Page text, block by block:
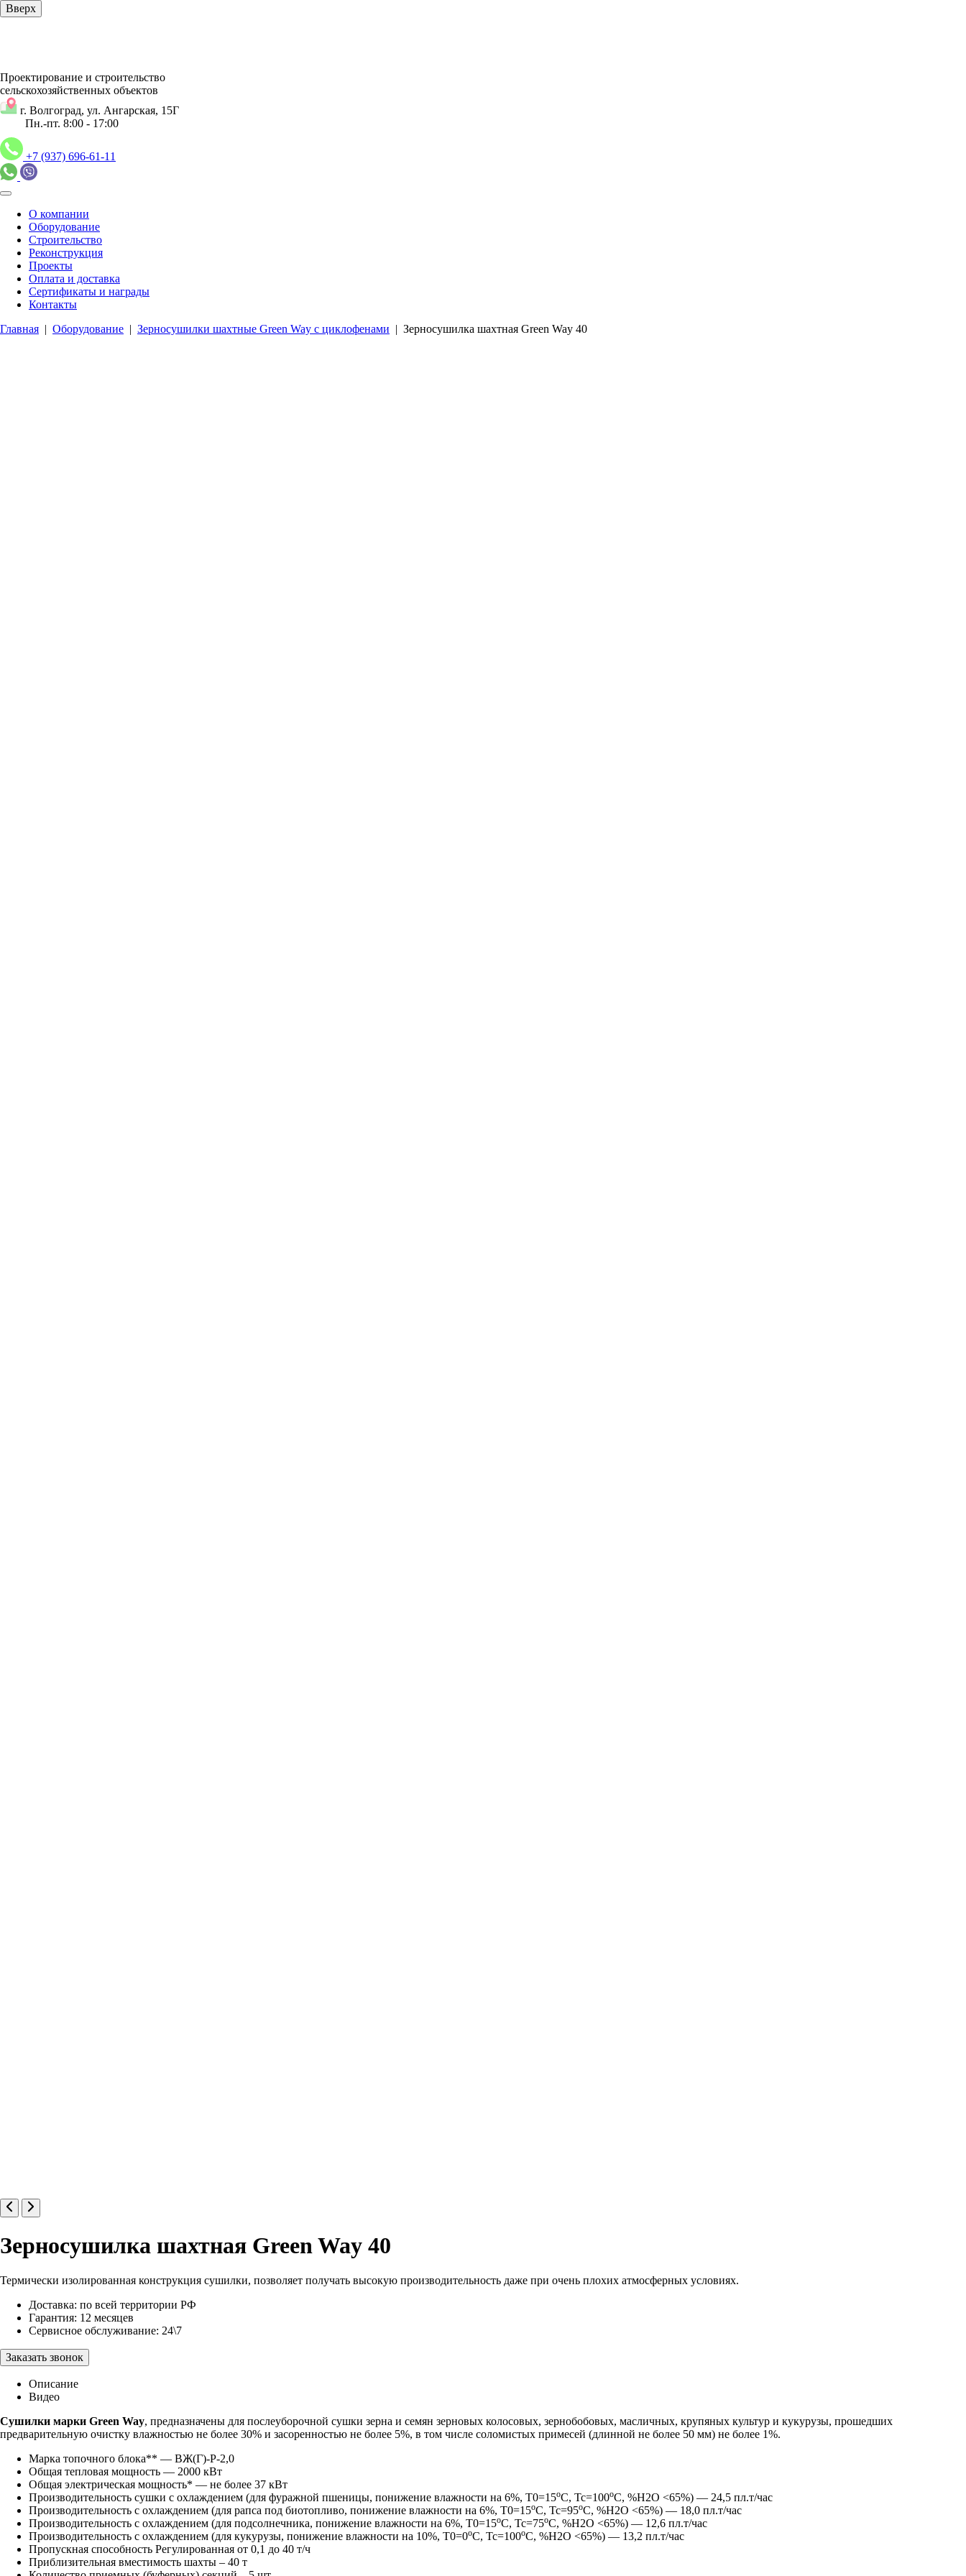
Вверх
Проектирование и строительство
сельскохозяйственных объектов
г. Волгоград, ул. Ангарская, 15Г
Пн.-пт. 8:00 - 17:00
+7 (937) 696-61-11
О компании
Оборудование
Строительство
Реконструкция
Проекты
Оплата и доставка
Сертификаты и награды
Контакты
Главная | Оборудование | Зерносушилки шахтные Green Way с циклофенами | Зерносушилка шахтная Green Way 40
Зерносушилка шахтная Green Way 40
Термически изолированная конструкция сушилки, позволяет получать высокую производительность даже при очень плохих атмосферных условиях.
Доставка: по всей территории РФ
Гарантия: 12 месяцев
Сервисное обслуживание: 24\7
Заказать звонок
Описание
Видео
Сушилки марки Green Way, предназначены для послеуборочной сушки зерна и семян зерновых колосовых, зернобобовых, масличных, крупяных культур и кукурузы, прошедших
предварительную очистку влажностью не более 30% и засоренностью не более 5%, в том числе соломистых примесей (длинной не более 50 мм) не более 1%.
Марка топочного блока** — ВЖ(Г)-Р-2,0
Общая тепловая мощность — 2000 кВт
Общая электрическая мощность* — не более 37 кВт
Производительность сушки с охлаждением (для фуражной пшеницы, понижение влажности на 6%, Т0=15оС, Тс=100оС, %Н2О <65%) — 24,5 пл.т/час
Производительность с охлаждением (для рапса под биотопливо, понижение влажности на 6%, Т0=15оС, Тс=95оС, %Н2О <65%) — 18,0 пл.т/час
Производительность с охлаждением (для подсолнечника, понижение влажности на 6%, Т0=15оС, Тс=75оС, %Н2О <65%) — 12,6 пл.т/час
Производительность с охлаждением (для кукурузы, понижение влажности на 10%, Т0=0оС, Тс=100оС, %Н2О <65%) — 13,2 пл.т/час
Пропускная способность Регулированная от 0,1 до 40 т/ч
Приблизительная вместимость шахты – 40 т